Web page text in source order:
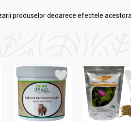
produselor deoarece efectele